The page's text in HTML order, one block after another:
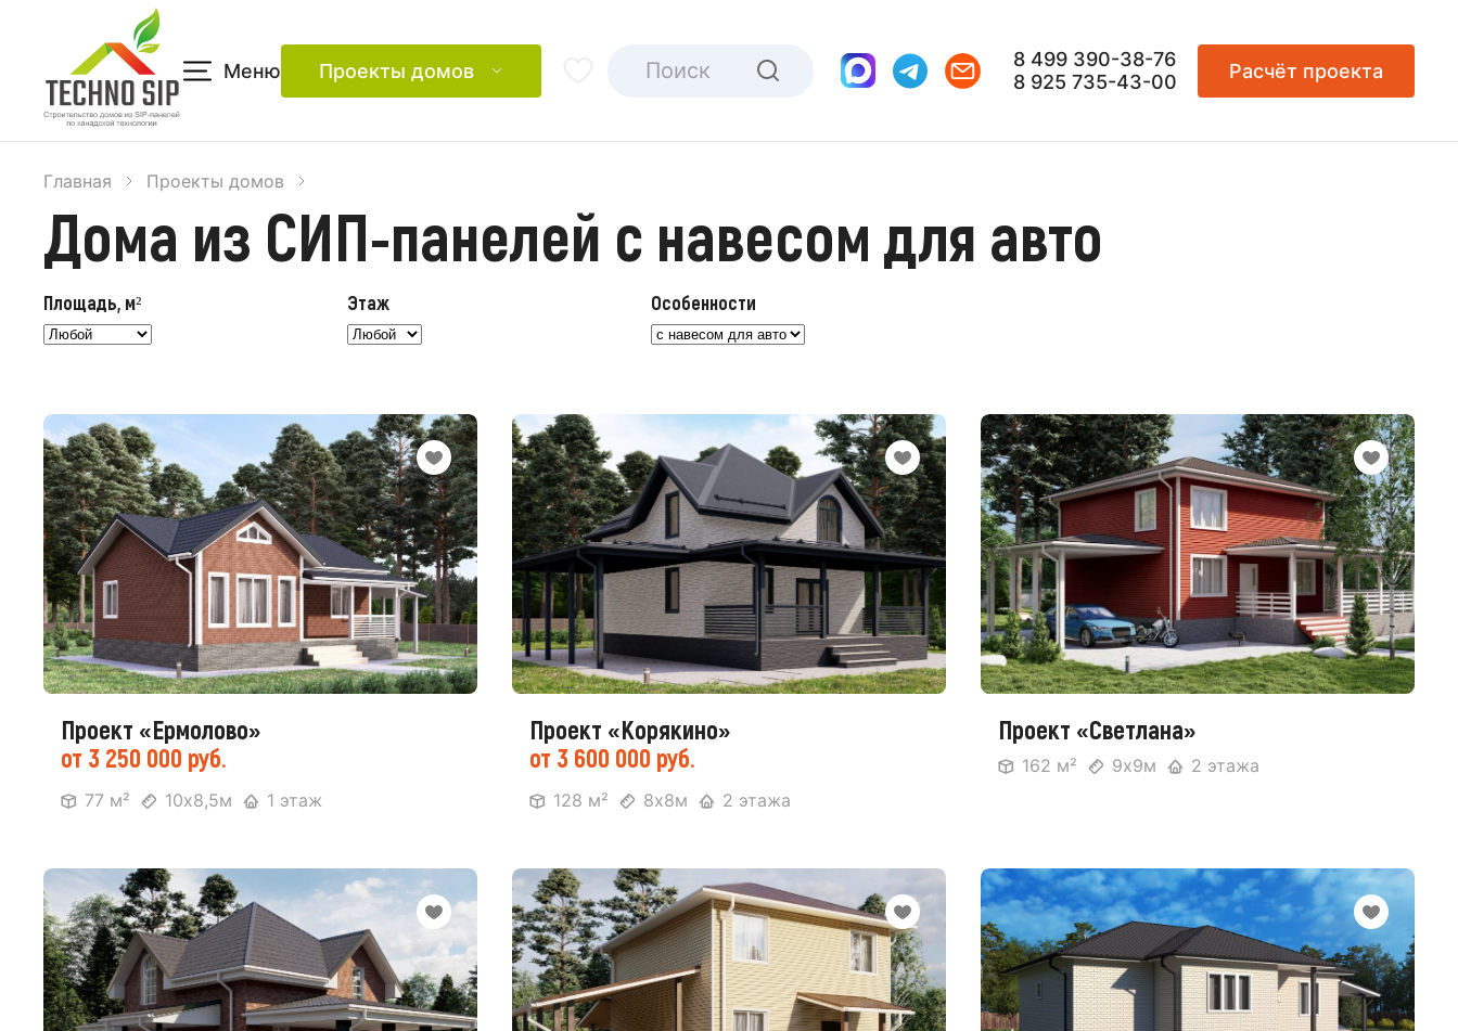
Меню Проекты домов
8 499 390-38-76
8 925 735-43-00
Расчёт проекта
Главная Проекты домов
Дома из СИП-панелей с навесом для авто
Площадь, м² Этаж Особенности
Проект «Ермолово»
от 3 250 000 руб.
77 м² 10х8,5м 1 этаж
Проект «Корякино»
от 3 600 000 руб.
128 м² 8х8м 2 этажа
Проект «Светлана»
162 м² 9х9м 2 этажа